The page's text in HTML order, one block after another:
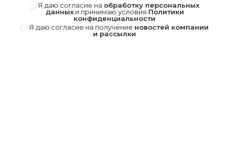
Я даю согласие на обработку персональных
данныхи принимаю условия Политики
конфиденциальности
Я даю согласие на получение новостей компании
и рассылки